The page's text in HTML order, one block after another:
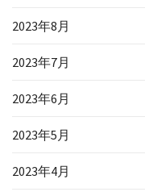
2023年8月
2023年7月
2023年6月
2023年5月
2023年4月